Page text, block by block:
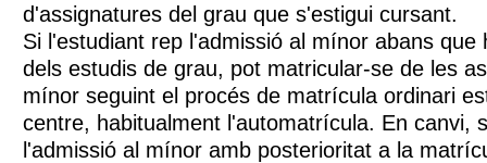
d'assignatures del grau que s'estigui cursant.
Si l'estudiant rep l'admissió al mínor abans que
dels estudis de grau, pot matricular-se de les
mínor seguint el procés de matrícula ordinari
centre, habitualment l'automatrícula. En canvi,
l'admissió al mínor amb posterioritat a la